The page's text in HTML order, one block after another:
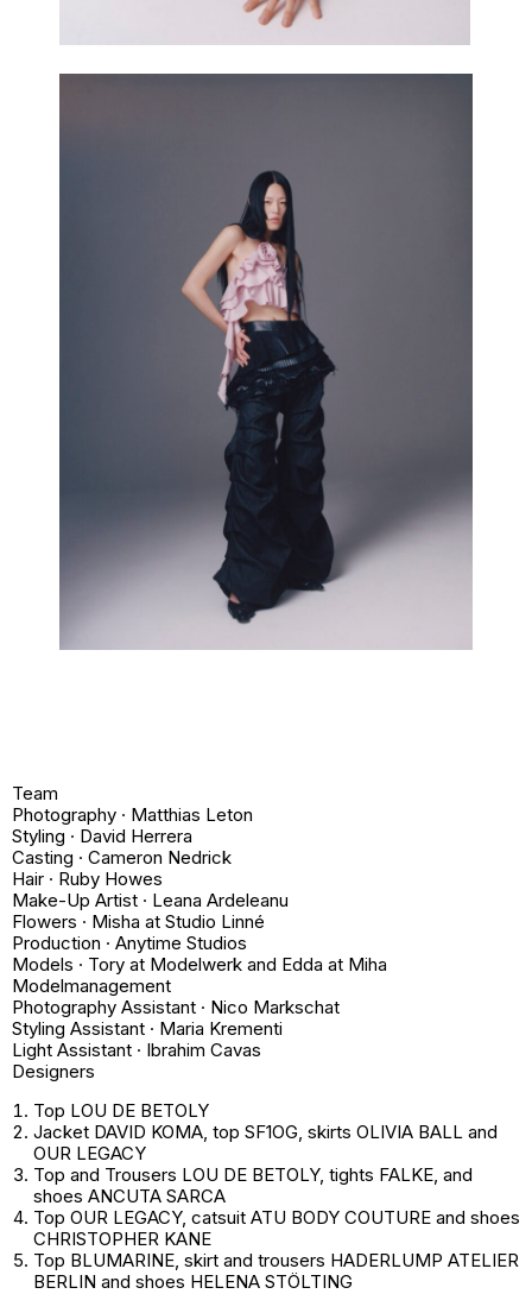
Team
Photography · Matthias Leton
Styling · David Herrera
Casting · Cameron Nedrick
Hair · Ruby Howes
Make-Up Artist · Leana Ardeleanu
Flowers · Misha at Studio Linné
Production · Anytime Studios
Models · Tory at Modelwerk and Edda at Miha
Modelmanagement
Photography Assistant · Nico Markschat
Styling Assistant · Maria Krementi
Light Assistant · Ibrahim Cavas
Designers
Top LOU DE BETOLY
Jacket DAVID KOMA, top SF1OG, skirts OLIVIA BALL and
OUR LEGACY
Top and Trousers LOU DE BETOLY, tights FALKE, and
shoes ANCUTA SARCA
Top OUR LEGACY, catsuit ATU BODY COUTURE and shoes
CHRISTOPHER KANE
Top BLUMARINE, skirt and trousers HADERLUMP ATELIER
BERLIN and shoes HELENA STÖLTING